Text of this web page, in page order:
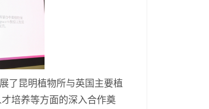
了昆明植物所与英国主要植
培养等方面的深入合作奠